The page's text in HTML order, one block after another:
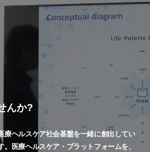
んか?
療ヘルスケア社会基盤を一緒に創出してい
医療ヘルスケア・プラットフォームを、